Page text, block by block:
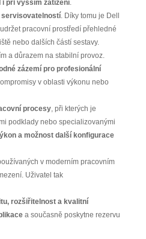
i při vyšším zatížení.
servisovatelností. Díky tomu je Dell
pracovní prostředí přehledné
nebo dalších částí sestavy.
a důrazem na stabilní provoz.
zázemí pro profesionální
v oblasti výkonu nebo
procesy, při kterých je
podklady nebo specializovanými
a možnost další konfigurace
v moderním pracovním
Uživatel tak
rozšiřitelnost a kvalitní
a současně poskytne rezervu